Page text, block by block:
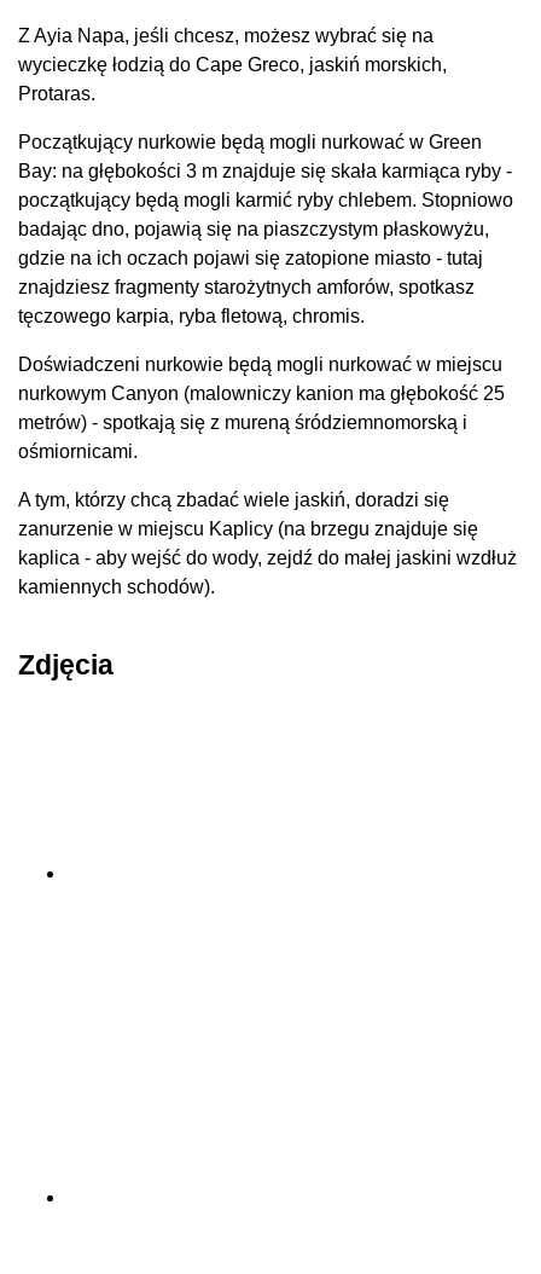
Z Ayia Napa, jeśli chcesz, możesz wybrać się na
wycieczkę łodzią do Cape Greco, jaskiń morskich,
Protaras.
Początkujący nurkowie będą mogli nurkować w Green
Bay: na głębokości 3 m znajduje się skała karmiąca ryby -
początkujący będą mogli karmić ryby chlebem. Stopniowo
badając dno, pojawią się na piaszczystym płaskowyżu,
gdzie na ich oczach pojawi się zatopione miasto - tutaj
znajdziesz fragmenty starożytnych amforów, spotkasz
tęczowego karpia, ryba fletową, chromis.
Doświadczeni nurkowie będą mogli nurkować w miejscu
nurkowym Canyon (malowniczy kanion ma głębokość 25
metrów) - spotkają się z mureną śródziemnomorską i
ośmiornicami.
A tym, którzy chcą zbadać wiele jaskiń, doradzi się
zanurzenie w miejscu Kaplicy (na brzegu znajduje się
kaplica - aby wejść do wody, zejdź do małej jaskini wzdłuż
kamiennych schodów).
Zdjęcia